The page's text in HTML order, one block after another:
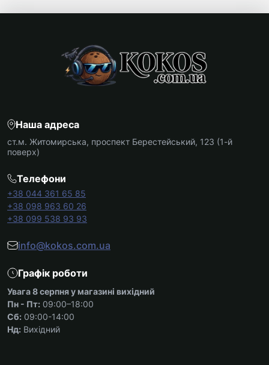
Наша адреса
ст.м. Житомирська, проспект Берестейський, 123 (1-й
поверх)
Телефони
+38 044 361 65 85
+38 098 963 60 26
+38 099 538 93 93
info@kokos.com.ua
Графік роботи
Увага 8 серпня у магазині вихідний
Пн - Пт: 09:00–18:00
Сб: 09:00-14:00
Нд: Вихідний